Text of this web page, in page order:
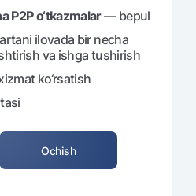
ishlashga rozilik berish
boring
P2P o‘tkazmalar— bepul
ilovada bir necha
va ishga tushirish
ko‘rsatish
Ochish